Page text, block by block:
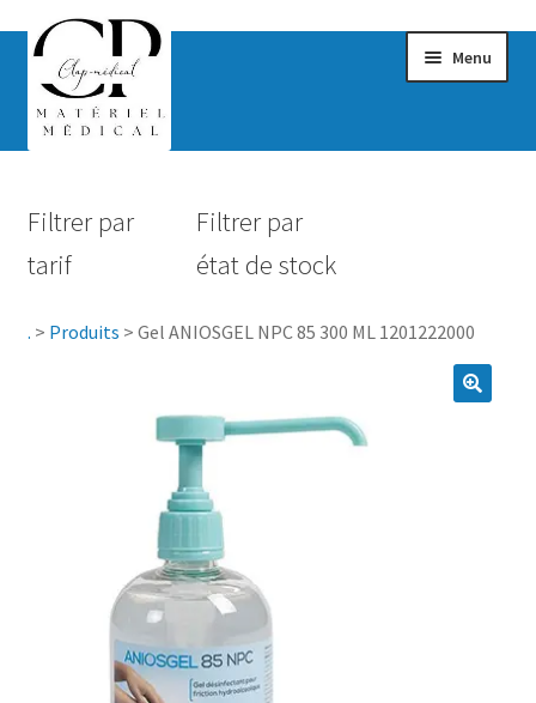
Menu
Hygiène
Accessoires Salle de bain
Vêtements & Chaussures
0.00 €
Filtrer par
tarif
Filtrer par
état de stock
. > Produits > Gel ANIOSGEL NPC 85 300 ML 1201222000